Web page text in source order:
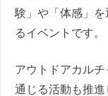
験」や「体感」
るイベントです。
アウトドアカル
通じる活動も推進